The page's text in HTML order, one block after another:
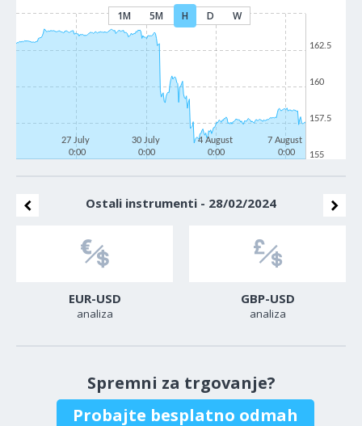
1M 5M H D W
27 July
0:00
30 July
0:00
4 August
0:00
7 August
0:00
155
157.5
160
162.5
Ostali instrumenti - 28/02/2024
EUR-USD
analiza
GBP-USD
analiza
Spremni za trgovanje?
Probajte besplatno odmah